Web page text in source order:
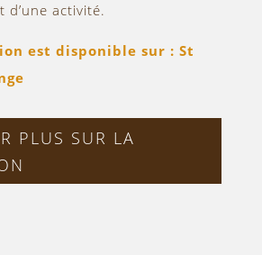
d’une activité.
est disponible sur : St
PLUS SUR LA